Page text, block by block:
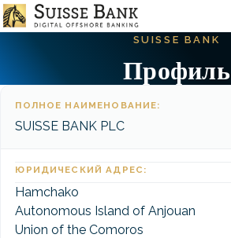
Skip
to
SUISSE BANK
Профиль
ПОЛНОЕ НАИМЕНОВАНИЕ:
SUISSE BANK PLC
ЮРИДИЧЕСКИЙ АДРЕС:
Hamchako
Autonomous Island of Anjouan
Union of the Comoros